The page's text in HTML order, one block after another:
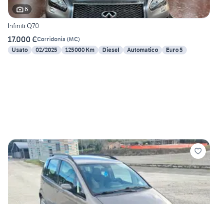
6
Infiniti Q70
17.000 €Corridonia (MC)
Usato
02/2025 125000 Km Diesel Automatico Euro 5